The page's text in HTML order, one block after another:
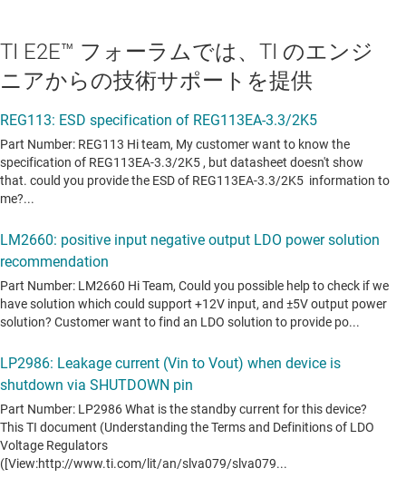
TI E2E™ フォーラムでは、TI のエンジ
ニアからの技術サポートを提供